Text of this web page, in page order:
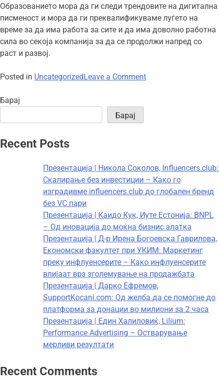
Образованието мора да ги следи трендовите на дигитална
писменост и мора да ги преквалификуваме луѓето на
време за да има работа за сите и да има доволно работна
сила во секоја компанија за да се продолжи напред со
раст и развој.
Posted in UncategorizedLeave a Commenton
Ристевски
Барај
Барај
Recent Posts
Презентација | Никола Соколов, Influencers.club:
Скалирање без инвестиции – Како го
изградивме influencers.club до глобален бренд
без VC пари
Презентација | Каидо Кук, Иуте Естонија: BNPL
– Од иновација до моќна бизнис алатка
Презентација | Д-р Ирена Богоевска Гаврилова,
Економски факултет при УКИМ: Маркетинг
преку инфлуенсерите – Како инфлуенсерите
влијаат врз зголемување на продажбата
Презентација | Дарко Ефремов,
SupportKocani.com: Од желба да се помогне до
платформа за донации во милиони за 2 часа
Презентација | Един Халиловиќ, Lilium:
Performance Advertising – Остварување
мерливи резултати
Recent Comments